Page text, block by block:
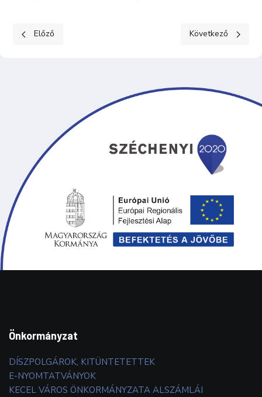
Előző cikk: TESTVÉRVÁROSAINK
Előző Következő cikk:
Következő
Önkormányzat
DÍSZPOLGÁROK, KITÜNTETETTEK
E-NYOMTATVÁNYOK
KECEL VÁROS ÖNKORMÁNYZATA ALSZÁMLÁI